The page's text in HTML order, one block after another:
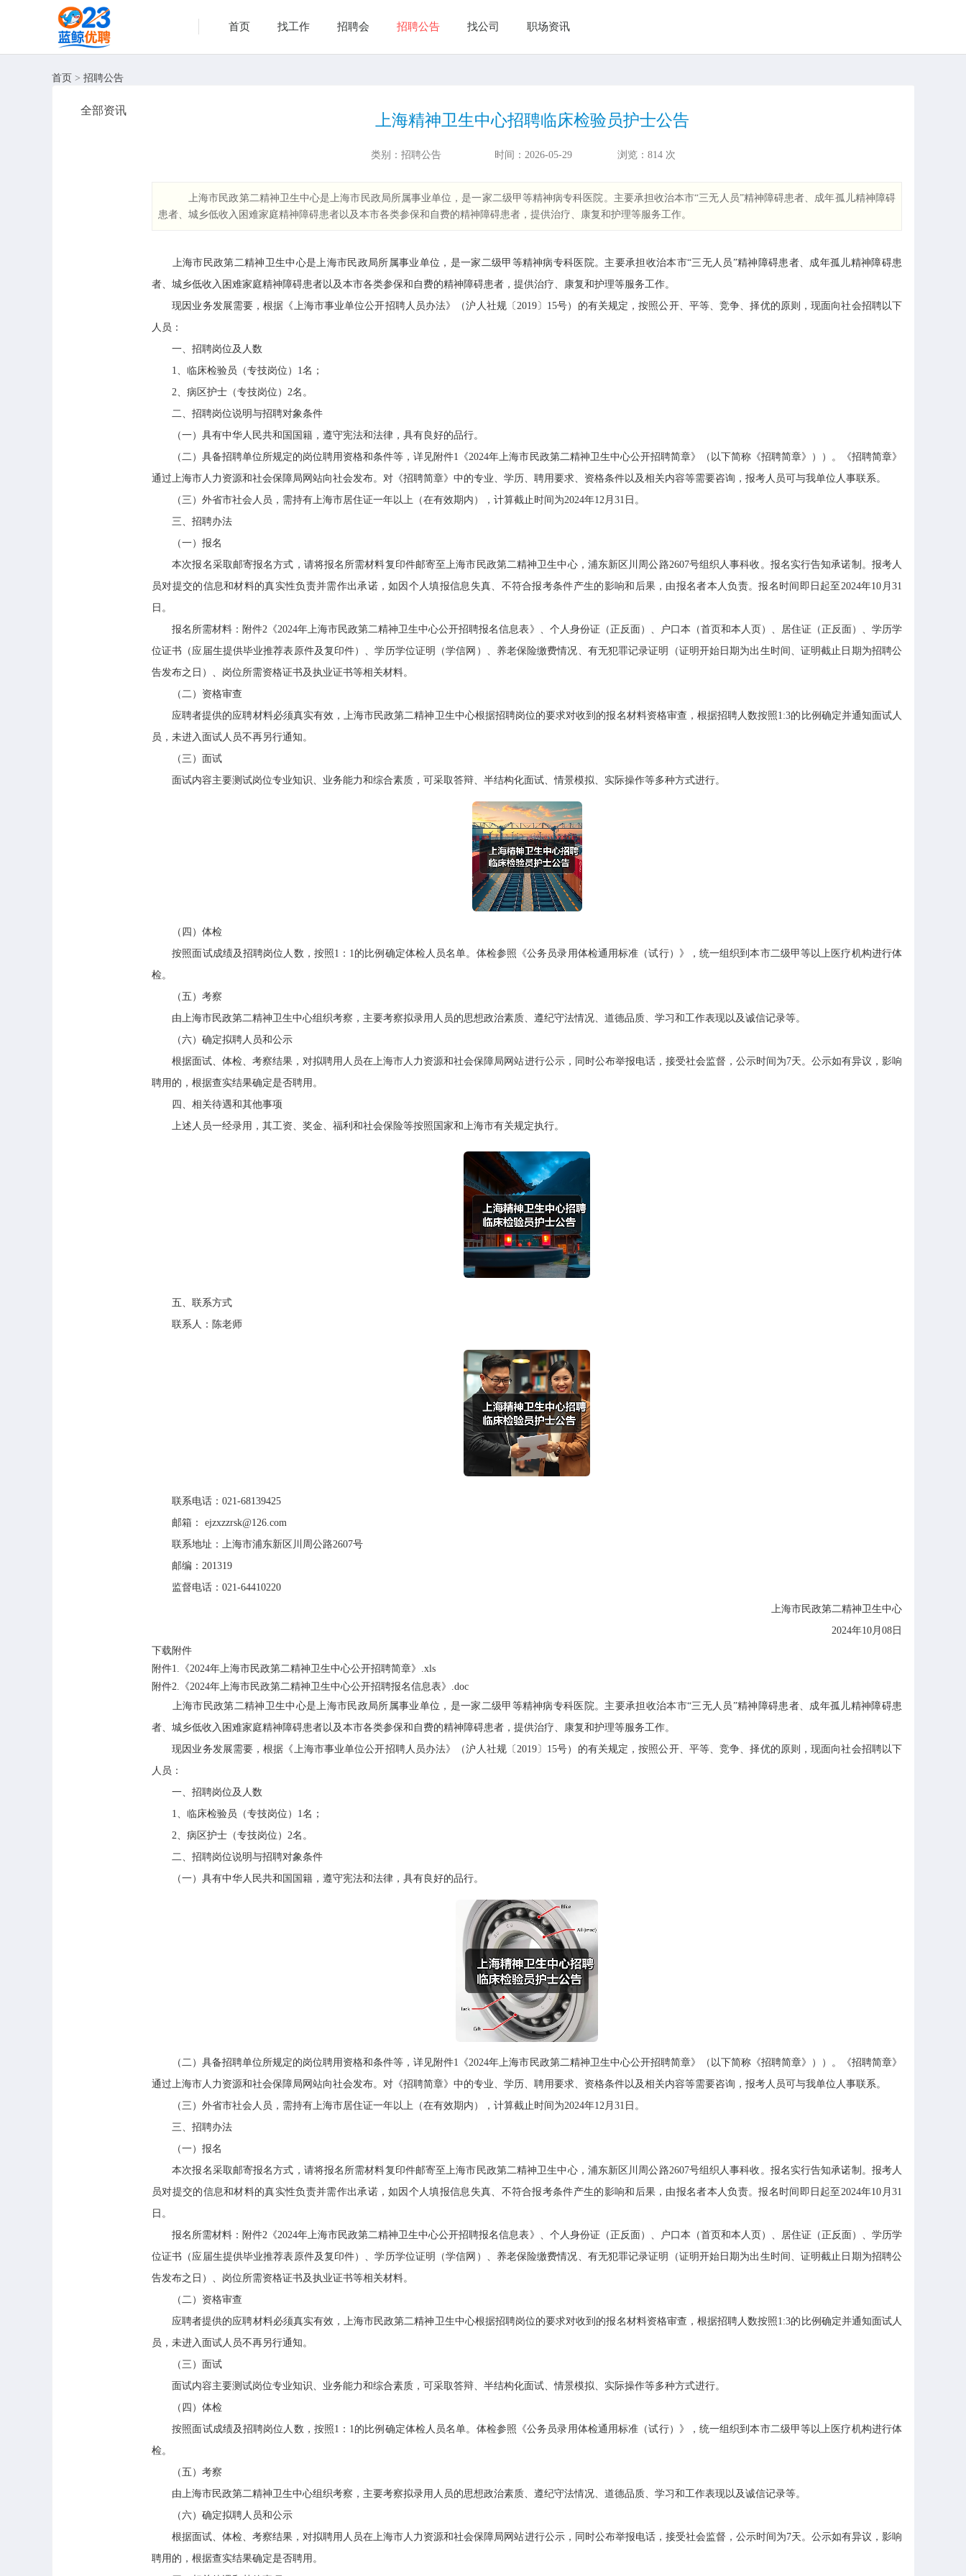
首页 找工作 招聘会 招聘公告 找公司 职场资讯
首页 > 招聘公告
全部资讯
上海精神卫生中心招聘临床检验员护士公告
类别：招聘公告 时间： 2026-05-29 浏览：814 次
上海市民政第二精神卫生中心是上海市民政局所属事业单位，是一家二级甲等精神病专科医院。主要承担收治本市“三无人员”精神障碍患者、成年孤儿精神障碍
患者、城乡低收入困难家庭精神障碍患者以及本市各类参保和自费的精神障碍患者，提供治疗、康复和护理等服务工作。
上海市民政第二精神卫生中心是上海市民政局所属事业单位，是一家二级甲等精神病专科医院。主要承担收治本市“三无人员”精神障碍患者、成年孤儿精神障碍患
者、城乡低收入困难家庭精神障碍患者以及本市各类参保和自费的精神障碍患者，提供治疗、康复和护理等服务工作。
现因业务发展需要，根据《上海市事业单位公开招聘人员办法》（沪人社规〔2019〕15号）的有关规定，按照公开、平等、竞争、择优的原则，现面向社会招聘以下
人员：
一、招聘岗位及人数
1、临床检验员（专技岗位）1名；
2、病区护士（专技岗位）2名。
二、招聘岗位说明与招聘对象条件
（一）具有中华人民共和国国籍，遵守宪法和法律，具有良好的品行。
（二）具备招聘单位所规定的岗位聘用资格和条件等，详见附件1《2024年上海市民政第二精神卫生中心公开招聘简章》（以下简称《招聘简章》））。《招聘简章》
通过上海市人力资源和社会保障局网站向社会发布。对《招聘简章》中的专业、学历、聘用要求、资格条件以及相关内容等需要咨询，报考人员可与我单位人事联系。
（三）外省市社会人员，需持有上海市居住证一年以上（在有效期内），计算截止时间为2024年12月31日。
三、招聘办法
（一）报名
本次报名采取邮寄报名方式，请将报名所需材料复印件邮寄至上海市民政第二精神卫生中心，浦东新区川周公路2607号组织人事科收。报名实行告知承诺制。报考人
员对提交的信息和材料的真实性负责并需作出承诺，如因个人填报信息失真、不符合报考条件产生的影响和后果，由报名者本人负责。报名时间即日起至2024年10月31
日。
报名所需材料：附件2《2024年上海市民政第二精神卫生中心公开招聘报名信息表》、个人身份证（正反面）、户口本（首页和本人页）、居住证（正反面）、学历学
位证书（应届生提供毕业推荐表原件及复印件）、学历学位证明（学信网）、养老保险缴费情况、有无犯罪记录证明（证明开始日期为出生时间、证明截止日期为招聘公
告发布之日）、岗位所需资格证书及执业证书等相关材料。
（二）资格审查
应聘者提供的应聘材料必须真实有效，上海市民政第二精神卫生中心根据招聘岗位的要求对收到的报名材料资格审查，根据招聘人数按照1:3的比例确定并通知面试人
员，未进入面试人员不再另行通知。
（三）面试
面试内容主要测试岗位专业知识、业务能力和综合素质，可采取答辩、半结构化面试、情景模拟、实际操作等多种方式进行。
（四）体检
按照面试成绩及招聘岗位人数，按照1：1的比例确定体检人员名单。体检参照《公务员录用体检通用标准（试行）》，统一组织到本市二级甲等以上医疗机构进行体
检。
（五）考察
由上海市民政第二精神卫生中心组织考察，主要考察拟录用人员的思想政治素质、遵纪守法情况、道德品质、学习和工作表现以及诚信记录等。
（六）确定拟聘人员和公示
根据面试、体检、考察结果，对拟聘用人员在上海市人力资源和社会保障局网站进行公示，同时公布举报电话，接受社会监督，公示时间为7天。公示如有异议，影响
聘用的，根据查实结果确定是否聘用。
四、相关待遇和其他事项
上述人员一经录用，其工资、奖金、福利和社会保险等按照国家和上海市有关规定执行。
五、联系方式
联系人：陈老师
联系电话：021-68139425
邮箱： ejzxzzrsk@126.com
联系地址：上海市浦东新区川周公路2607号
邮编：201319
监督电话：021-64410220
上海市民政第二精神卫生中心
2024年10月08日
下载附件
附件1.《2024年上海市民政第二精神卫生中心公开招聘简章》.xls
附件2.《2024年上海市民政第二精神卫生中心公开招聘报名信息表》.doc
上海市民政第二精神卫生中心是上海市民政局所属事业单位，是一家二级甲等精神病专科医院。主要承担收治本市“三无人员”精神障碍患者、成年孤儿精神障碍患
者、城乡低收入困难家庭精神障碍患者以及本市各类参保和自费的精神障碍患者，提供治疗、康复和护理等服务工作。
现因业务发展需要，根据《上海市事业单位公开招聘人员办法》（沪人社规〔2019〕15号）的有关规定，按照公开、平等、竞争、择优的原则，现面向社会招聘以下
人员：
一、招聘岗位及人数
1、临床检验员（专技岗位）1名；
2、病区护士（专技岗位）2名。
二、招聘岗位说明与招聘对象条件
（一）具有中华人民共和国国籍，遵守宪法和法律，具有良好的品行。
（二）具备招聘单位所规定的岗位聘用资格和条件等，详见附件1《2024年上海市民政第二精神卫生中心公开招聘简章》（以下简称《招聘简章》））。《招聘简章》
通过上海市人力资源和社会保障局网站向社会发布。对《招聘简章》中的专业、学历、聘用要求、资格条件以及相关内容等需要咨询，报考人员可与我单位人事联系。
（三）外省市社会人员，需持有上海市居住证一年以上（在有效期内），计算截止时间为2024年12月31日。
三、招聘办法
（一）报名
本次报名采取邮寄报名方式，请将报名所需材料复印件邮寄至上海市民政第二精神卫生中心，浦东新区川周公路2607号组织人事科收。报名实行告知承诺制。报考人
员对提交的信息和材料的真实性负责并需作出承诺，如因个人填报信息失真、不符合报考条件产生的影响和后果，由报名者本人负责。报名时间即日起至2024年10月31
日。
报名所需材料：附件2《2024年上海市民政第二精神卫生中心公开招聘报名信息表》、个人身份证（正反面）、户口本（首页和本人页）、居住证（正反面）、学历学
位证书（应届生提供毕业推荐表原件及复印件）、学历学位证明（学信网）、养老保险缴费情况、有无犯罪记录证明（证明开始日期为出生时间、证明截止日期为招聘公
告发布之日）、岗位所需资格证书及执业证书等相关材料。
（二）资格审查
应聘者提供的应聘材料必须真实有效，上海市民政第二精神卫生中心根据招聘岗位的要求对收到的报名材料资格审查，根据招聘人数按照1:3的比例确定并通知面试人
员，未进入面试人员不再另行通知。
（三）面试
面试内容主要测试岗位专业知识、业务能力和综合素质，可采取答辩、半结构化面试、情景模拟、实际操作等多种方式进行。
（四）体检
按照面试成绩及招聘岗位人数，按照1：1的比例确定体检人员名单。体检参照《公务员录用体检通用标准（试行）》，统一组织到本市二级甲等以上医疗机构进行体
检。
（五）考察
由上海市民政第二精神卫生中心组织考察，主要考察拟录用人员的思想政治素质、遵纪守法情况、道德品质、学习和工作表现以及诚信记录等。
（六）确定拟聘人员和公示
根据面试、体检、考察结果，对拟聘用人员在上海市人力资源和社会保障局网站进行公示，同时公布举报电话，接受社会监督，公示时间为7天。公示如有异议，影响
聘用的，根据查实结果确定是否聘用。